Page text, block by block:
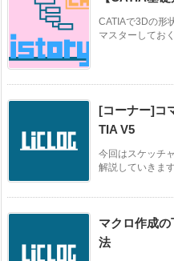
CATIAで3Dの形
マスターしてお
[コーナー]コ
TIA V5
今回はスケッチ
解説していきま
マクロ作成
法